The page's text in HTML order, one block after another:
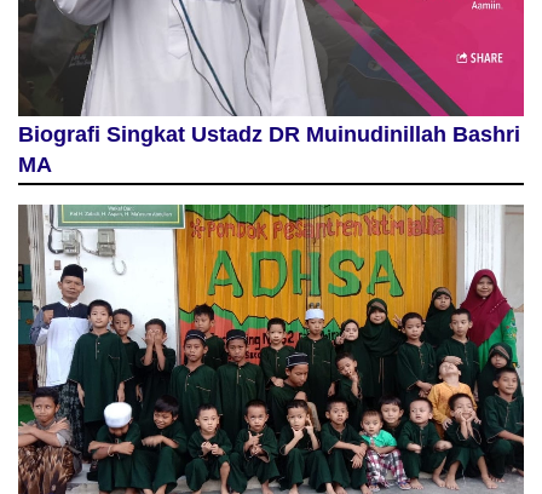
Biografi Singkat Ustadz DR Muinudinillah Bashri
MA